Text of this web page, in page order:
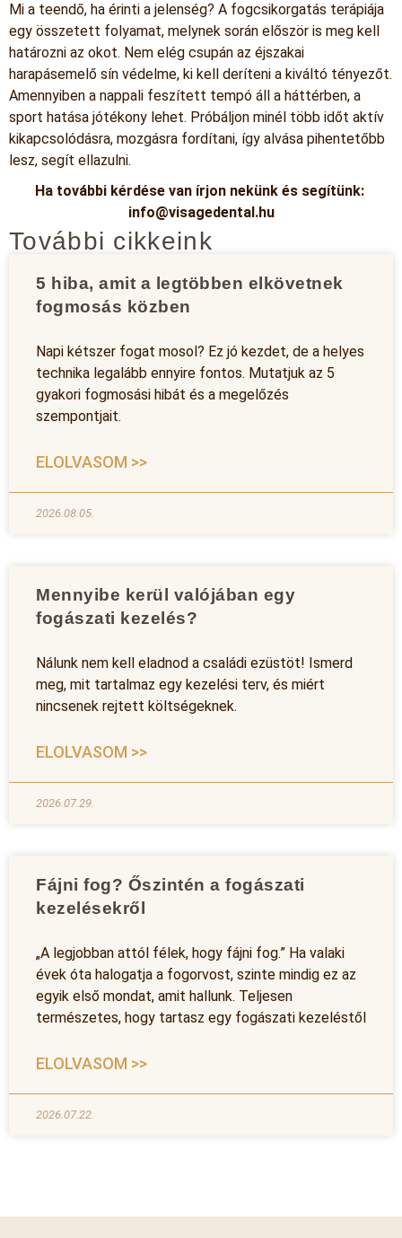
Mi a teendő, ha érinti a jelenség? A fogcsikorgatás terápiája
egy összetett folyamat, melynek során először is meg kell
határozni az okot. Nem elég csupán az éjszakai
harapásemelő sín védelme, ki kell deríteni a kiváltó tényezőt.
Amennyiben a nappali feszített tempó áll a háttérben, a
sport hatása jótékony lehet. Próbáljon minél több időt aktív
kikapcsolódásra, mozgásra fordítani, így alvása pihentetőbb
lesz, segít ellazulni.
Ha további kérdése van írjon nekünk és segítünk:
info@visagedental.hu
További cikkeink
5 hiba, amit a legtöbben elkövetnek
fogmosás közben
Napi kétszer fogat mosol? Ez jó kezdet, de a helyes
technika legalább ennyire fontos. Mutatjuk az 5
gyakori fogmosási hibát és a megelőzés
szempontjait.
ELOLVASOM >>
2026.08.05.
Mennyibe kerül valójában egy
fogászati kezelés?
Nálunk nem kell eladnod a családi ezüstöt! Ismerd
meg, mit tartalmaz egy kezelési terv, és miért
nincsenek rejtett költségeknek.
ELOLVASOM >>
2026.07.29.
Fájni fog? Őszintén a fogászati
kezelésekről
„A legjobban attól félek, hogy fájni fog.” Ha valaki
évek óta halogatja a fogorvost, szinte mindig ez az
egyik első mondat, amit hallunk. Teljesen
természetes, hogy tartasz egy fogászati kezeléstől
ELOLVASOM >>
2026.07.22.